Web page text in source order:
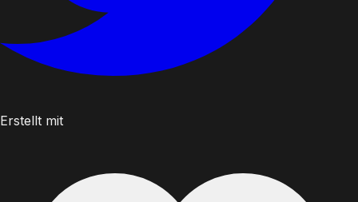
Erstellt mit